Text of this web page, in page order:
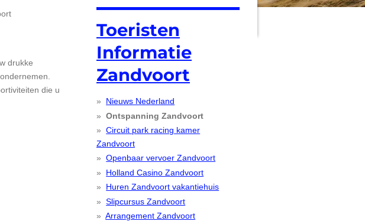
drukke
die u
Toeristen
Informatie
Zandvoort
Nieuws Nederland
Ontspanning Zandvoort
Circuit park racing kamer
Zandvoort
Openbaar vervoer Zandvoort
Holland Casino Zandvoort
Huren Zandvoort vakantiehuis
Slipcursus Zandvoort
Arrangement Zandvoort